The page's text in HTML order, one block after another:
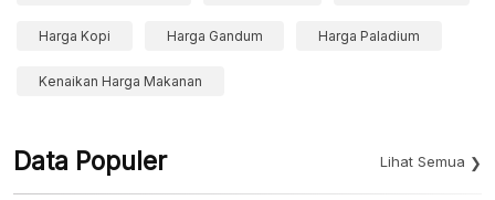
Harga Kopi Harga Gandum Harga Paladium
Kenaikan Harga Makanan
Data Populer Lihat Semua